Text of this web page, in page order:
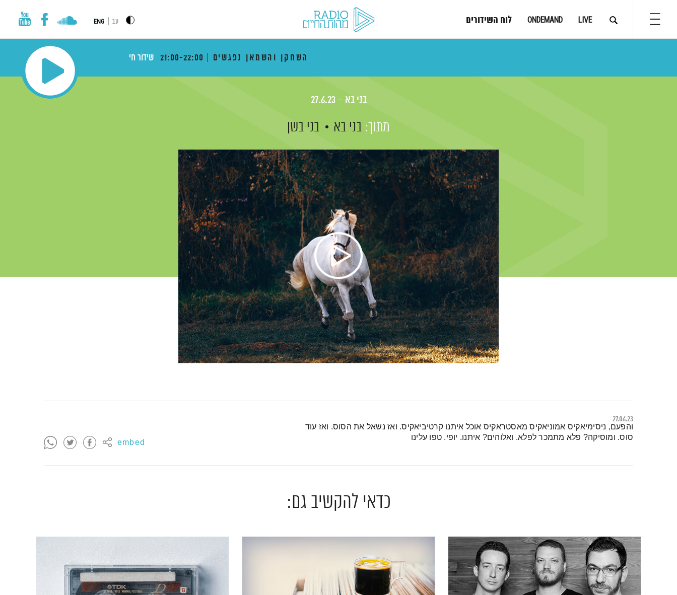
LIVE
ONDEMAND לוח השידורים עב ENG
השחקן והשמאן נפגשים 21:00-22:00 שידור חי
בני בא – 27.6.23
מתוך: בני בא בני בשן
27.06.23
embed
תמצית הפודקאסט
והפעם, ניסימיאקיס אמוניאקיס מאסטראקיס אוכל איתנו קרטיביאקיס. ואז נשאל את הסוס. ואז עוד
סוס. ומוסיקה? פלא מתמכר לפלא. ואלוהים? איתנו. יופי. טפו עלינו
כדאי להקשיב גם: